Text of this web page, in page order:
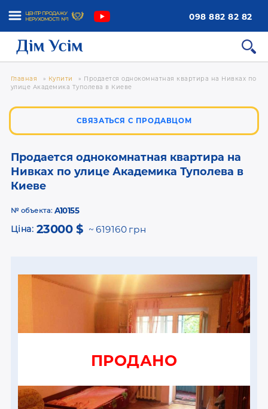
098 882 82 82
Главная » Купити » Продается однокомнатная квартира на Нивках по
улице Академика Туполева в Киеве
Продается однокомнатная квартира на
Нивках по улице Академика Туполева в
Киеве
СВЯЗАТЬСЯ С ПРОДАВЦОМ
№ объекта:A10155
Ціна: 23000 $ 619160
ПРОДАНО